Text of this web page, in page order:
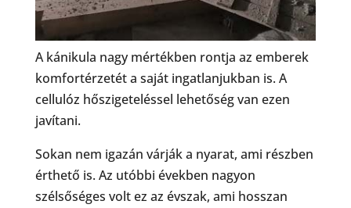
A kánikula nagy mértékben rontja az emberek
komfortérzetét a saját ingatlanjukban is. A
cellulóz hőszigeteléssel lehetőség van ezen
javítani.
Sokan nem igazán várják a nyarat, ami részben
érthető is. Az utóbbi években nagyon
szélsőséges volt ez az évszak, ami hosszan